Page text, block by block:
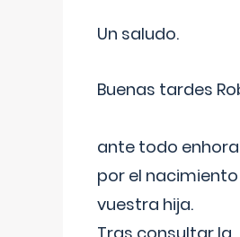
Un saludo.
Buenas tardes
ante todo
por el
vuestra hija.